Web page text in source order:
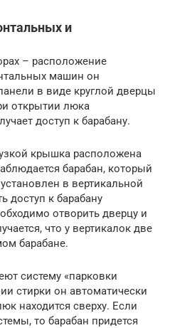
и
– расположение
машин он
в виде круглой дверцы
открытии люка
доступ к барабану.
крышка расположена
барабан, который
в вертикальной
доступ к барабану
отворить дверцу и
что у вертикалок две
барабане.
систему «парковки
стирки он автоматически
находится сверху. Если
то барабан придется